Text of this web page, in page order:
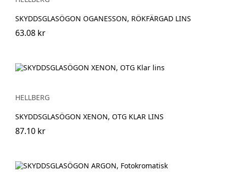
SKYDDSGLASÖGON OGANESSON, RÖKFÄRGAD LINS
63.08 kr
HELLBERG
SKYDDSGLASÖGON XENON, OTG KLAR LINS
87.10 kr